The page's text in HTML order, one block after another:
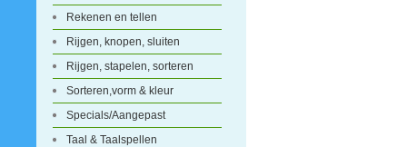
Rekenen en tellen
Rijgen, knopen, sluiten
Rijgen, stapelen, sorteren
Sorteren,vorm & kleur
Specials/Aangepast
Taal & Taalspellen